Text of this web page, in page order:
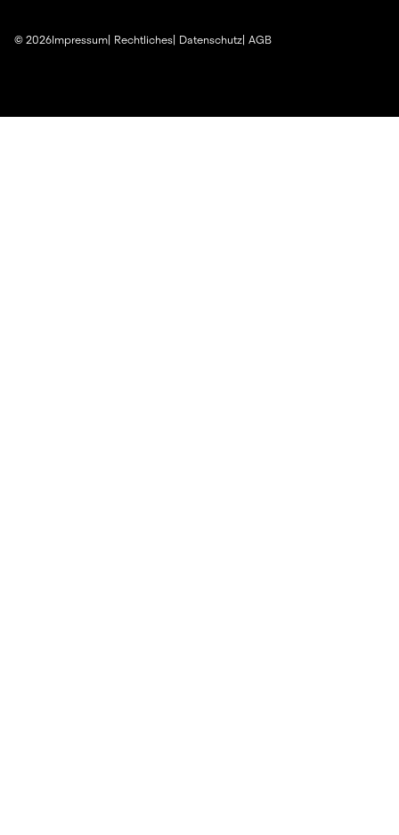
©2026Impressum Rechtliches Datenschutz AGB